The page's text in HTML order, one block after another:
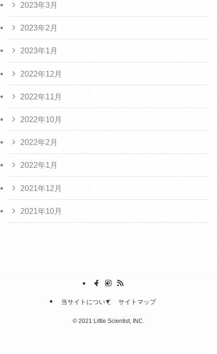
2023年3月
2023年2月
2023年1月
2022年12月
2022年11月
2022年10月
2022年2月
2022年1月
2021年12月
2021年10月
当サイトについて サイトマップ
© 2021 Little Scientist, INC.